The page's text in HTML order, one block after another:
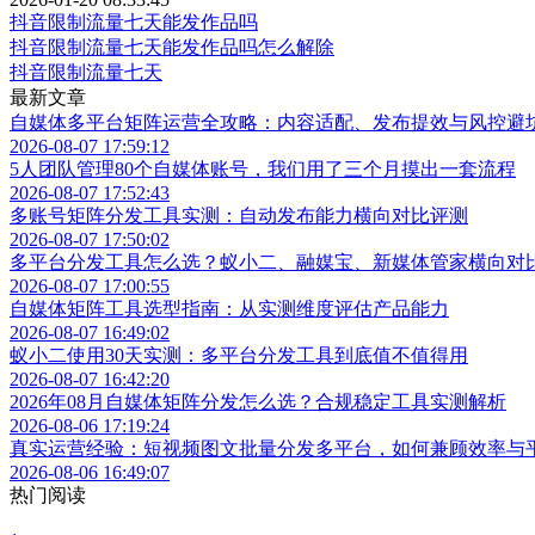
抖音限制流量七天能发作品吗
抖音限制流量七天能发作品吗怎么解除
抖音限制流量七天
最新文章
自媒体多平台矩阵运营全攻略：内容适配、发布提效与风控避
2026-08-07 17:59:12
5人团队管理80个自媒体账号，我们用了三个月摸出一套流程
2026-08-07 17:52:43
多账号矩阵分发工具实测：自动发布能力横向对比评测
2026-08-07 17:50:02
多平台分发工具怎么选？蚁小二、融媒宝、新媒体管家横向对
2026-08-07 17:00:55
自媒体矩阵工具选型指南：从实测维度评估产品能力
2026-08-07 16:49:02
蚁小二使用30天实测：多平台分发工具到底值不值得用
2026-08-07 16:42:20
2026年08月自媒体矩阵分发怎么选？合规稳定工具实测解析
2026-08-06 17:19:24
真实运营经验：短视频图文批量分发多平台，如何兼顾效率与
2026-08-06 16:49:07
热门阅读